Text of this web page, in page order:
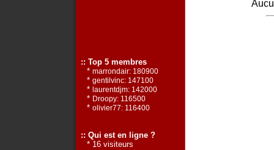
:: Top 5 membres
* marrondair: 180900
* gentilvinc: 147100
* laurentdjm: 142000
* Droopy: 116500
* olivier77: 116400
:: Qui est en ligne ?
* 16 visiteurs